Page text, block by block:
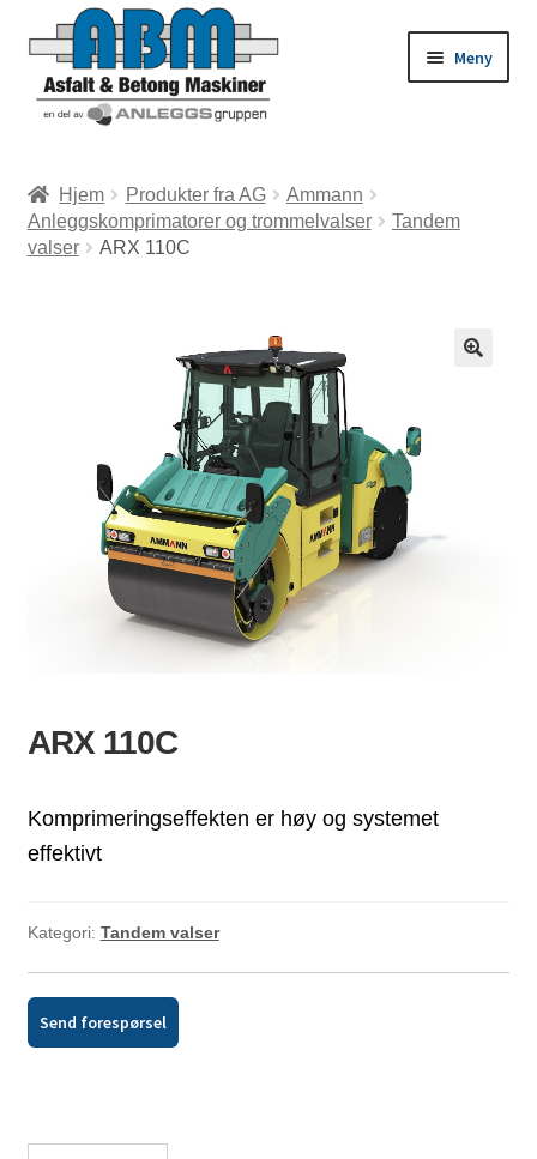
Meny
Hjem Produkter fra AG
Ammann
Anleggskomprimatorer og trommelvalser
Tandem
valser
ARX 110C
ARX 110C
Komprimeringseffekten er høy og systemet
effektivt
Kategori: Tandem valser
Send forespørsel